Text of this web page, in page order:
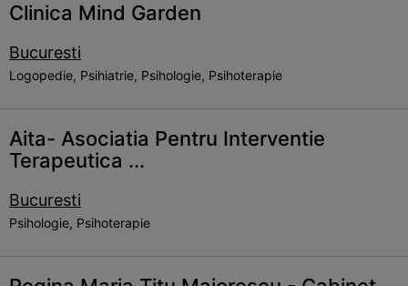
Clinica Mind Garden
Bucuresti
Logopedie, Psihiatrie, Psihologie, Psihoterapie
Aita- Asociatia Pentru Interventie
Terapeutica ...
Bucuresti
Psihologie, Psihoterapie